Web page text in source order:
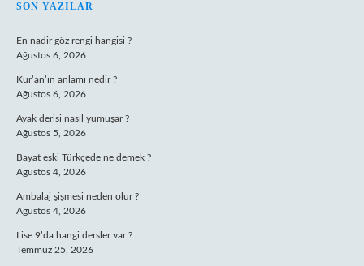
SIDEBAR
SON YAZILAR
En nadir göz rengi hangisi ?
Ağustos 6, 2026
Kur’an’ın anlamı nedir ?
Ağustos 6, 2026
Ayak derisi nasıl yumuşar ?
Ağustos 5, 2026
Bayat eski Türkçede ne demek ?
Ağustos 4, 2026
Ambalaj şişmesi neden olur ?
Ağustos 4, 2026
Lise 9’da hangi dersler var ?
Temmuz 25, 2026